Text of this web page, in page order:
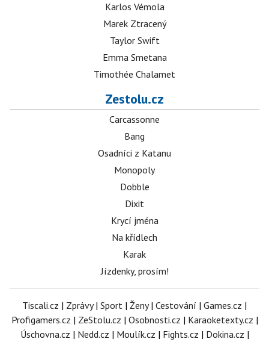
Karlos Vémola
Marek Ztracený
Taylor Swift
Emma Smetana
Timothée Chalamet
Zestolu.cz
Carcassonne
Bang
Osadníci z Katanu
Monopoly
Dobble
Dixit
Krycí jména
Na křídlech
Karak
Jízdenky, prosím!
Tiscali.cz | Zprávy| Sport | Ženy| Cestování | Games.cz |
Profigamers.cz | ZeStolu.cz | Osobnosti.cz | Karaoketexty.cz |
Úschovna.cz | Nedd.cz | Moulík.cz | Fights.cz | Dokina.cz |